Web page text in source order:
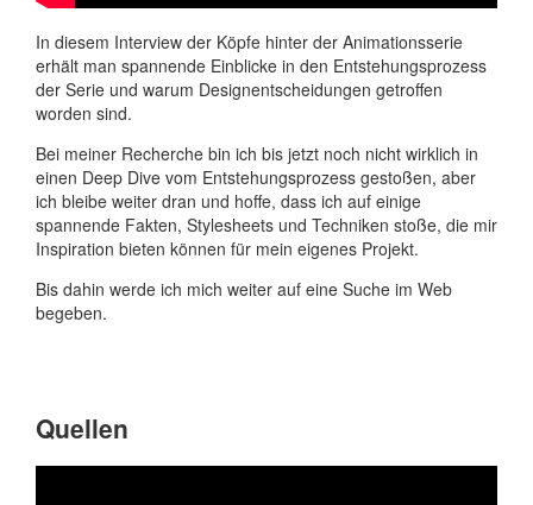
In diesem Interview der Köpfe hinter der Animationsserie
erhält man spannende Einblicke in den Entstehungsprozess
der Serie und warum Designentscheidungen getroffen
worden sind.
Bei meiner Recherche bin ich bis jetzt noch nicht wirklich in
einen Deep Dive vom Entstehungsprozess gestoßen, aber
ich bleibe weiter dran und hoffe, dass ich auf einige
spannende Fakten, Stylesheets und Techniken stoße, die mir
Inspiration bieten können für mein eigenes Projekt.
Bis dahin werde ich mich weiter auf eine Suche im Web
begeben.
Quellen